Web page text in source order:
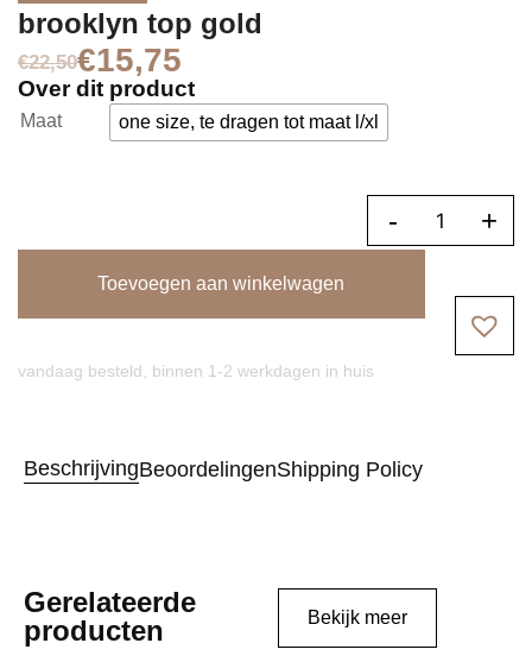
brooklyn top gold
€22,50€15,75
Over dit product
Maat one size, te dragen tot maat l/xl
- +
Toevoegen aan winkelwagen
vandaag besteld, binnen 1-2 werkdagen in huis
BeschrijvingBeoordelingenShipping Policy
Gerelateerde
producten
Bekijk meer